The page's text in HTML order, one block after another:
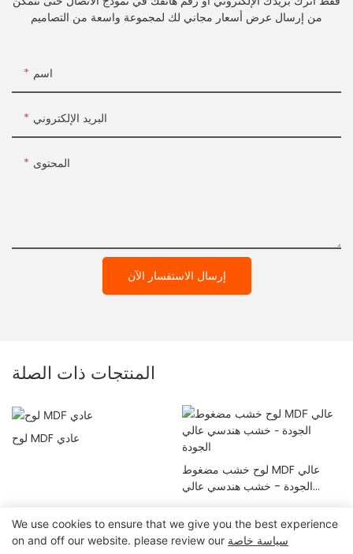
من إرسال عرض أسعار مجاني لك لمجموعة واسعة من التصاميم
اسم
البريد الإلكتروني
المحتوى
إرسال الاستفسار الآن
المنتجات ذات الصلة
لوح MDF عادي
لوح خشب مضغوط MDF عالي
الجودة - خشب هندسي عالي
حقوق النشر ©2024 مجلس الهوسايسي |
We use cookies to ensure that we give you the best experience
on and off our website. please review our سياسة خاصة